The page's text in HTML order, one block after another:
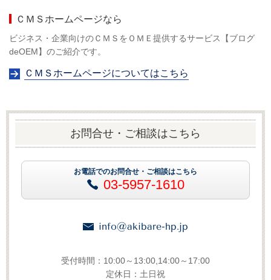
ＣＭＳホームページなら
ビジネス・企業向けのＣＭＳをＯＭＥ提供するサービス【ブログ
deOEM】のご紹介です。
ＣＭＳホームページについてはこちら
お問合せ・ご相談はこちら
お電話でのお問合せ・ご相談はこちら
03-5957-1610
info@akibare-hp.jp
受付時間：10:00～13:00,14:00～17:00
定休日：土日祝